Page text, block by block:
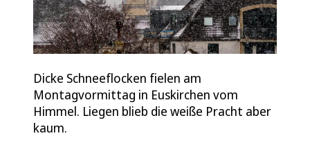
Dicke Schneeflocken fielen am
Montagvormittag in Euskirchen vom
Himmel. Liegen blieb die weiße Pracht aber
kaum.